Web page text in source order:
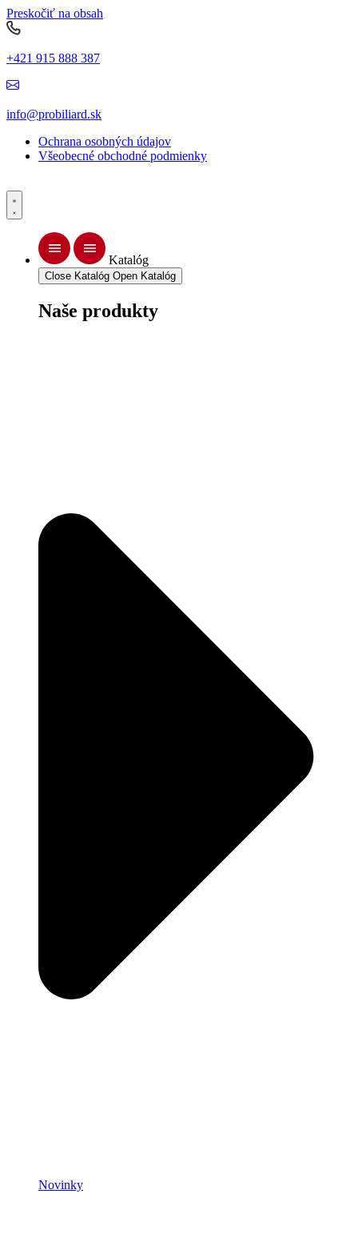
Preskočiť na obsah
+421 915 888 387
info@probiliard.sk
Ochrana osobných údajov
Všeobecné obchodné podmienky
Katalóg
Close Katalóg Open Katalóg
Naše produkty
Novinky